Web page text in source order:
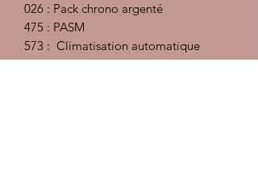
026 : Pack chrono argenté
475 : PASM
573 : Climatisation automatique
639 : Pack sport chrono